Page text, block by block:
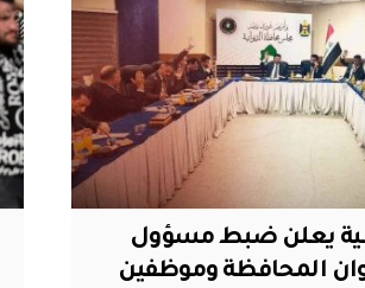
يعلن ضبط مسؤول
المحافظة وموظفين